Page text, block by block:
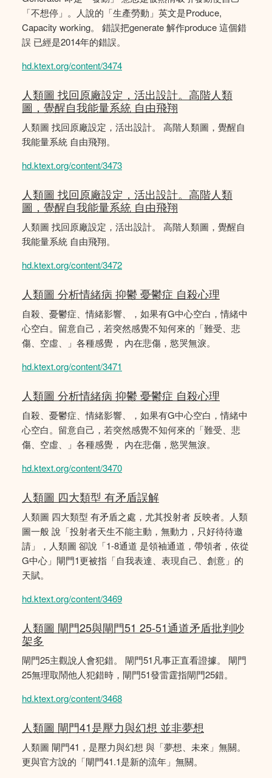
「不想停」。人說的「生產勞動」英文是Produce,
Capacity working。 錯誤把generate 解作produce 這個錯
誤 已經是2014年的錯誤。
hd.ktext.org/content/3474
人類圖 找回原廠設定，活出設計。高階人類
圖，覺醒自我能量系統 自由飛翔
人類圖 找回原廠設定，活出設計。 高階人類圖，覺醒自
我能量系統 自由飛翔。
hd.ktext.org/content/3473
人類圖 找回原廠設定，活出設計。高階人類
圖，覺醒自我能量系統 自由飛翔
人類圖 找回原廠設定，活出設計。 高階人類圖，覺醒自
我能量系統 自由飛翔。
hd.ktext.org/content/3472
人類圖 分析情緒病 抑鬱 憂鬱症 自殺心理
自殺、憂鬱症、情緒影響、，如果有G中心空白，情緒中
心空白。留意自己，若突然感覺不知何來的「難受、悲
傷、空虛、」各種感覺， 內在悲傷，慾哭無淚。
hd.ktext.org/content/3471
人類圖 分析情緒病 抑鬱 憂鬱症 自殺心理
自殺、憂鬱症、情緒影響、，如果有G中心空白，情緒中
心空白。留意自己，若突然感覺不知何來的「難受、悲
傷、空虛、」各種感覺， 內在悲傷，慾哭無淚。
hd.ktext.org/content/3470
人類圖 四大類型 有矛盾誤解
人類圖 四大類型 有矛盾之處，尤其投射者 反映者。人類
圖一般 說「投射者天生不能主動，無動力，只好待待邀
請」，人類圖 卻說「1-8通道 是領袖通道，帶領者，依從
G中心」閘門1更被指「自我表達、表現自己、創意」的
天賦。
hd.ktext.org/content/3469
人類圖 閘門25與閘門51 25-51通道矛盾批判吵
架多
閘門25主觀說人會犯錯。 閘門51凡事正直看證據。 閘門
25無理取鬧他人犯錯時，閘門51發雷霆指閘門25錯。
hd.ktext.org/content/3468
人類圖 閘門41是壓力與幻想 並非夢想
人類圖 閘門41，是壓力與幻想 與「夢想、未來」無關。
更與官方說的「閘門41.1是新的流年」無關。